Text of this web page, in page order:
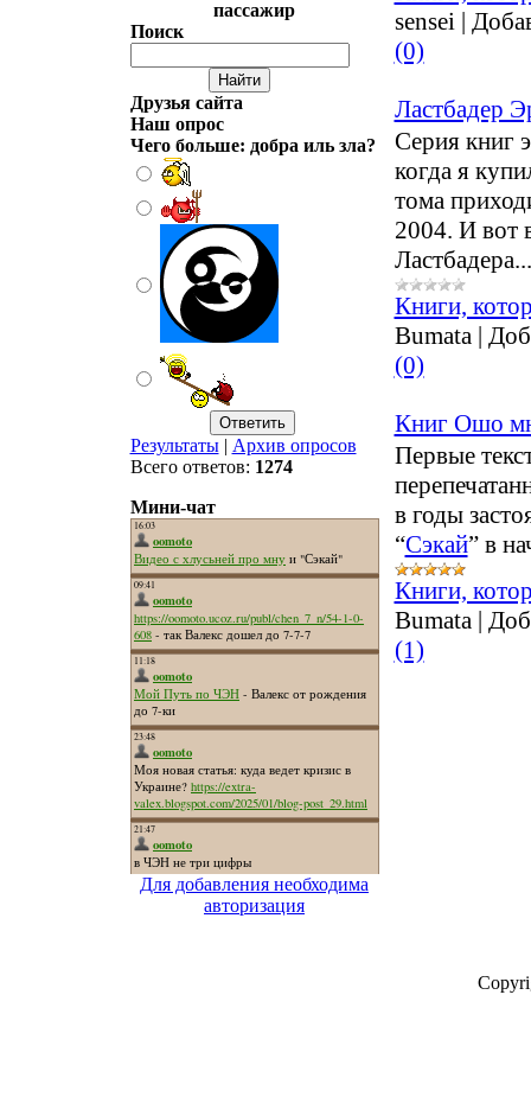
пассажир
Поиск
Друзья сайта
Наш опрос
Чего больше: добра иль зла?
Результаты| Архив опросов
Всего ответов: 1274
Мини-чат
Для добавления необходима
авторизация
sensei|
(0)
Ластбадер
Серия книг
когда я
тома
2004. И вот
Ластбадера...
Книги,
Bumata|
(0)
Книг Ошо
Первые
в годы
“Сэкай” в
Книги,
Bumata|
(1)